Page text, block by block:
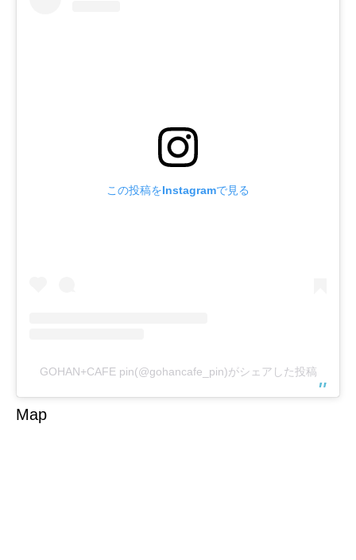
この投稿をInstagramで見る
GOHAN+CAFE pin(@gohancafe_pin)がシェアした投稿
Map